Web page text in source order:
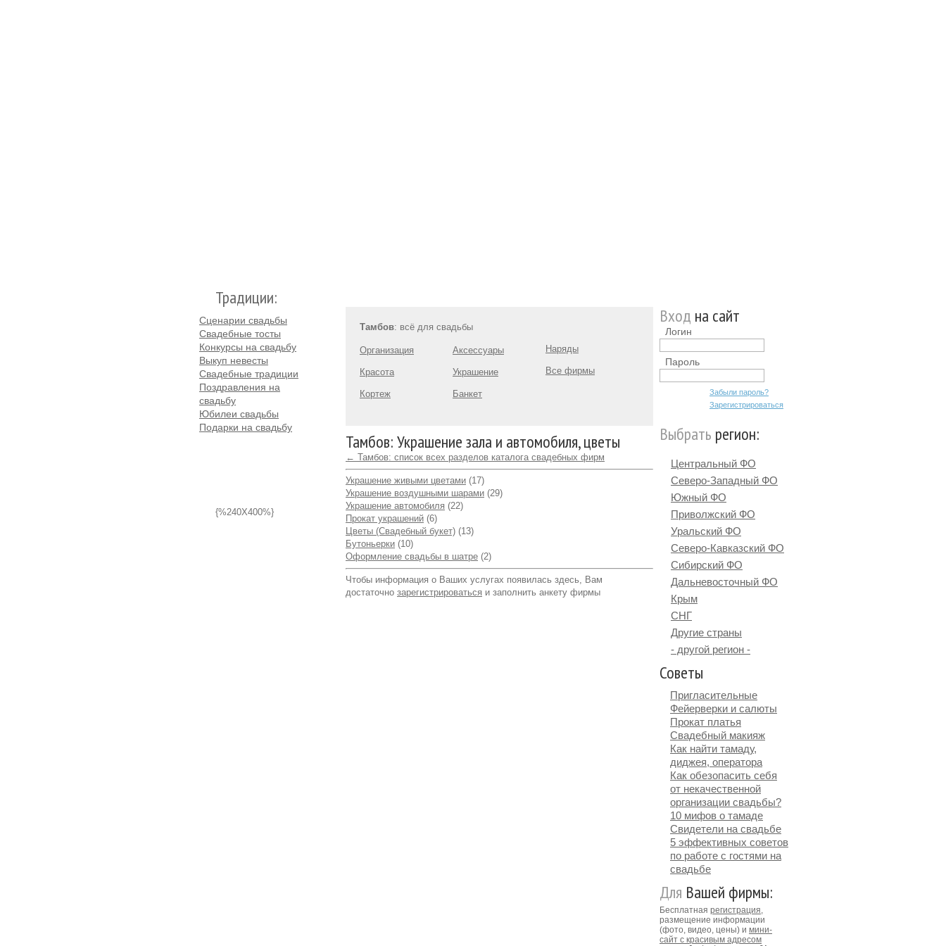
Традиции:
Сценарии свадьбы
Свадебные тосты
Конкурсы на свадьбу
Выкуп невесты
Свадебные традиции
Поздравления на
свадьбу
Юбилеи свадьбы
Подарки на свадьбу
{%240X400%}
Тамбов: всё для свадьбы
Организация
Красота
Кортеж
Аксессуары
Украшение
Банкет
Наряды
Все фирмы
Тамбов: Украшение зала и автомобиля, цветы
← Тамбов: список всех разделов каталога свадебных фирм
Украшение живыми цветами (17)
Украшение воздушными шарами (29)
Украшение автомобиля (22)
Прокат украшений (6)
Цветы (Свадебный букет) (13)
Бутоньерки (10)
Оформление свадьбы в шатре (2)
Чтобы информация о Ваших услугах появилась здесь, Вам
достаточно зарегистрироваться и заполнить анкету фирмы
Вход на сайт
Логин
Пароль
Забыли пароль?
Зарегистрироваться
Выбрать регион:
Центральный ФО
Северо-Западный ФО
Южный ФО
Приволжский ФО
Уральский ФО
Северо-Кавказский ФО
Сибирский ФО
Дальневосточный ФО
Крым
СНГ
Другие страны
- другой регион -
Советы
Пригласительные
Фейерверки и салюты
Прокат платья
Свадебный макияж
Как найти тамаду,
диджея, оператора
Как обезопасить себя
от некачественной
организации свадьбы?
10 мифов о тамаде
Свидетели на свадьбе
5 эффективных советов
по работе с гостями на
свадьбе
Для Вашей фирмы:
Бесплатная регистрация,
размещение информации
(фото, видео, цены) и мини-
сайт с красивым адресом